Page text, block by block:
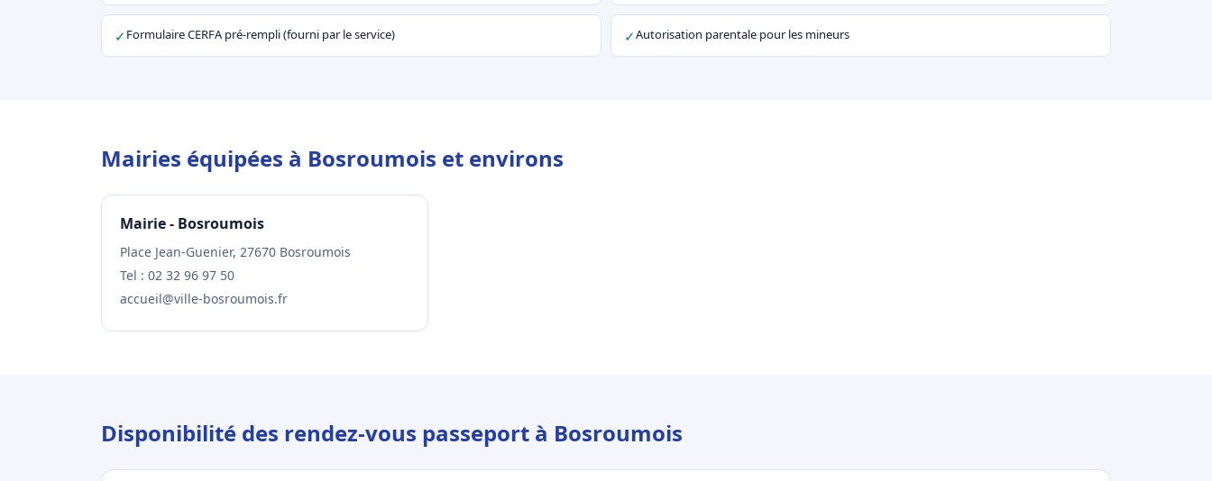
✓ Formulaire CERFA pré-rempli (fourni par le service) ✓Autorisation parentale pour les mineurs
Mairies équipées à Bosroumois et environs
Mairie - Bosroumois
Place Jean-Guenier, 27670 Bosroumois
Tel : 02 32 96 97 50
accueil@ville-bosroumois.fr
Disponibilité des rendez-vous passeport à Bosroumois